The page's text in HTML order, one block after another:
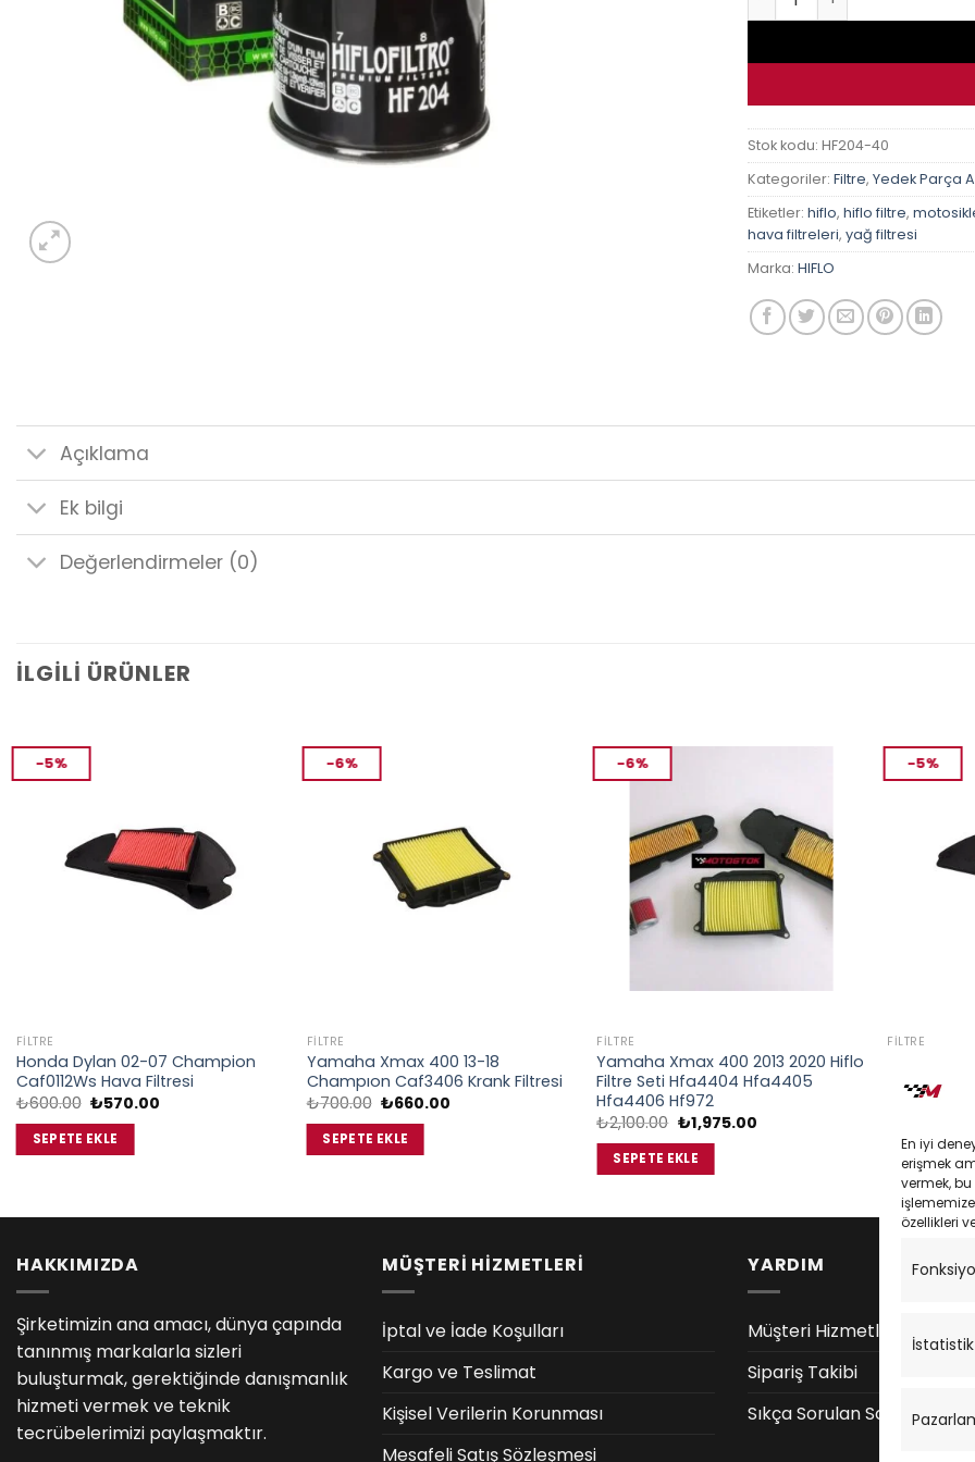
En iyi
erişmek
vermek,
özellikleri
İstatistik
Stok kodu: HF204-40
Kategoriler: Filtre, Yedek Parça
Etiketler: hiflo, hiflo filtre,
hava filtreleri, yağ filtresi
Marka: HIFLO
Açıklama
Ek bilgi
Değerlendirmeler (0)
İLGILI ÜRÜNLER
-5%
FILTRE
Honda Dylan 02-07 Champion
Caf0112Ws Hava Filtresi
₺600.00 Orijinal
₺600.00.
₺570.00
SEPETE EKLE
-6%
FILTRE
Yamaha Xmax 400 13-18
Champıon Caf3406 Krank Filtresi
₺700.00 Orijinal
₺700.00.
₺660.00Şu
SEPETE EKLE
-6%
FILTRE
Yamaha Xmax 400 2013 2020 Hiflo
Filtre Seti Hfa4404 Hfa4405
Hfa4406 Hf972
₺2,100.00 Orijinal
fiyat:
₺2,100.00.
₺1,975.00Şu
SEPETE EKLE
-5%
FILTRE
600.00
SEPETE
HAKKIMIZDA
Şirketimizin ana amacı, dünya çapında
tanınmış markalarla sizleri
buluşturmak, gerektiğinde danışmanlık
hizmeti vermek ve teknik
tecrübelerimizi paylaşmaktır.
MÜŞTERİ HİZMETLERİ
İptal ve İade Koşulları
Kargo ve Teslimat
Kişisel Verilerin Korunması
Mesafeli Satış Sözleşmesi
YARDIM
Müşteri Hizmetleri
Sipariş Takibi
Sıkça Sorulan Sorular